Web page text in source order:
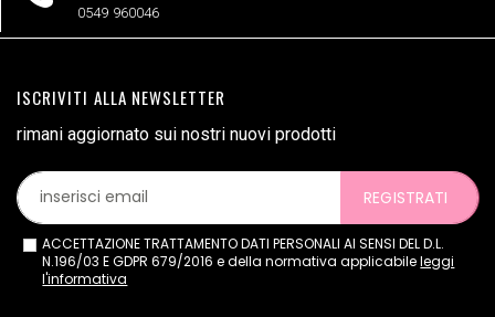
0549 960046
ISCRIVITI ALLA NEWSLETTER
rimani aggiornato sui nostri nuovi prodotti
REGISTRATI
ACCETTAZIONE TRATTAMENTO DATI PERSONALI AI SENSI DEL D.L.
N.196/03 E GDPR 679/2016 e della normativa applicabileleggi
l'informativa